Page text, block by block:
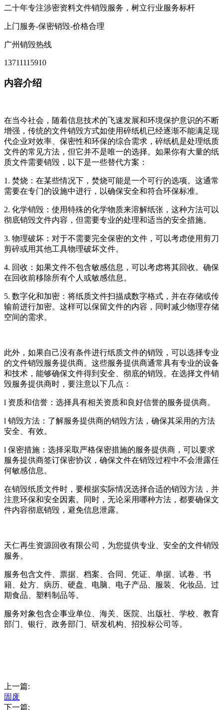
二十年专注涉密资料文件销毁服务，树立行业服务标杆
上门服务-保密销毁-价格合理
广州销毁热线
13711115910
内容介绍
在当今社会，随着信息技术的飞速发展和环境保护意识的不断
增强，传统的文件销毁方式如使用碎纸机已经逐渐不能满足现
代企业对效率、保密性和环保的综合需求，碎纸机是处理纸质
文件的常见方法，但它并不是唯一的选择。如果你有大量的纸
质文件需要销毁，以下是一些替代方案：
1. 焚烧：在某些情况下，焚烧可能是一个可行的选项。这通常
需要在专门的设施中进行，以确保安全和符合环保标准。
2. 化学销毁：使用特殊的化学物质来溶解纸张，这种方法可以
彻底销毁文件内容，但需要专业的处理和适当的安全措施。
3. 物理破坏：对于不需要完全保密的文件，可以考虑使用剪刀
剪碎或用其他工具物理破坏文件。
4. 回收：如果文件不包含敏感信息，可以考虑将其回收。确保
在回收前移除所有个人或敏感信息。
5. 数字化和加密：将纸质文件扫描成数字格式，并在存储或传
输前进行加密。这样可以保留文件的内容，同时减少物理存储
空间的需求。
此外，如果自己没有条件进行纸质文件的销毁，可以选择专业
的文件销毁服务提供商。这些服务提供商通常具有专业的设备
和技术，能够确保文件得到安全、彻底的销毁。在选择文件销
毁服务提供商时，要注意以下几点：
l 资质和信誉：选择具有相关资质和良好信誉的服务提供商。
l 销毁方法：了解服务提供商的销毁方法，确保其采用的方法
安全、有效。
l 保密措施：选择采取严格保密措施的服务提供商，可以要求
服务提供商签订保密协议，确保文件在销毁过程中不会泄露任
何敏感信息。
在销毁纸质文件时，要根据实际情况选择合适的销毁方法，并
注意环保和安全因素。同时，无论采用哪种方法，都要确保文
件内容彻底销毁，避免信息泄露。
天仁再生资源回收有限公司，为您提供专业、安全的文件销毁
服务。
服务包含文件、票据、档案、合同、凭证、单据、试卷、书
籍、处方、病历、硬盘、电脑、电子产品、服装、化妆品、过
期食品、塑料制品等。
服务对象包含企事业单位、海关、医院、出版社、学校、教育
部门、银行、政务部门、研发机构、招投标公司等。
上一篇:
固废
下一篇: